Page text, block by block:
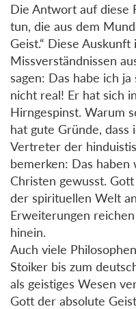
Die Antwort auf diese
tun, die aus dem
Geist.“ Diese
Missverständnissen
sagen: Das habe ich
nicht real! Er hat sich
Hirngespinst. Warum
hat gute Gründe, dass
Vertreter der
bemerken: Das haben
Christen gewusst.
der spirituellen Welt
Erweiterungen
hinein.
Auch viele
Stoiker bis zum
als geistiges Wesen
Gott der absolute